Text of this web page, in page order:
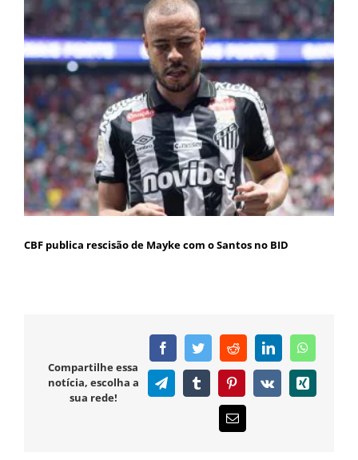
CBF publica rescisão de Mayke com o Santos no BID
Compartilhe essa
notícia, escolha a
sua rede!
FacebookTwitterRedditLinkedIn
TelegramTumblr PinterestVk Xing
E-
mail